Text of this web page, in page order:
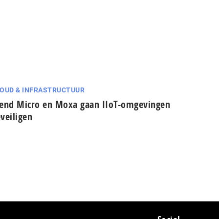
& INFRASTRUCTUUR
Micro en Moxa gaan IIoT-omgevingen